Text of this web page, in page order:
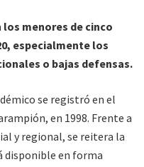
menores de cinco
especialmente los
o bajas defensas.
se registró en el
en 1998. Frente a
y regional, se reitera la
disponible en forma